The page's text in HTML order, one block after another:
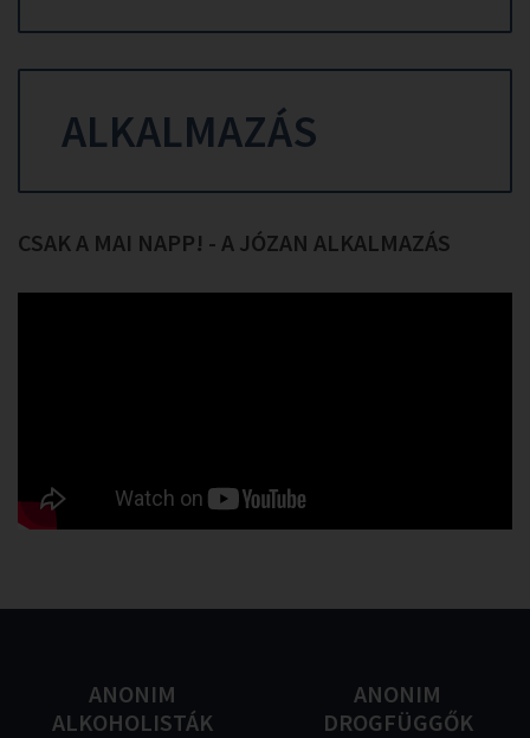
ALKALMAZÁS
CSAKA MAI NAPP! - A JÓZAN ALKALMAZÁS
ANONIM
ALKOHOLISTÁK
ANONIM
DROGFÜGGŐK